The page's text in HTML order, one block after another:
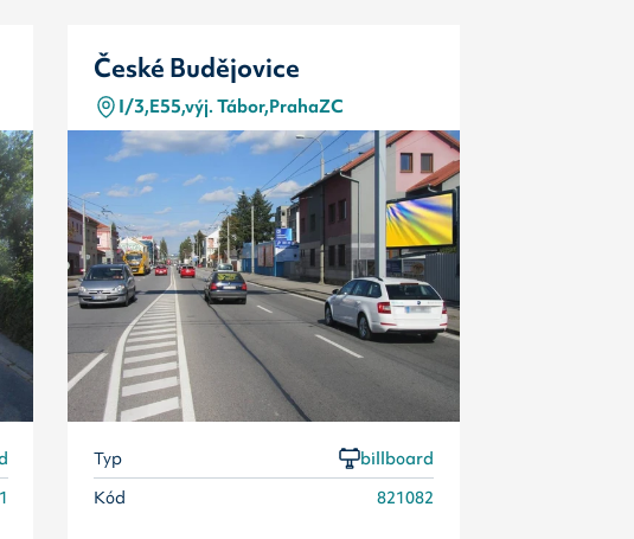
České Budějovice
I/3,E55,výj. Tábor,PrahaZC
Typ
billboard
Kód
821082